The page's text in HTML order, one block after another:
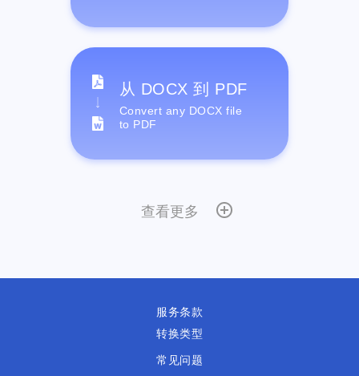
从 DOCX 到 PDF
Convert any DOCX file
to PDF
查看更多
服务条款
转换类型
常见问题